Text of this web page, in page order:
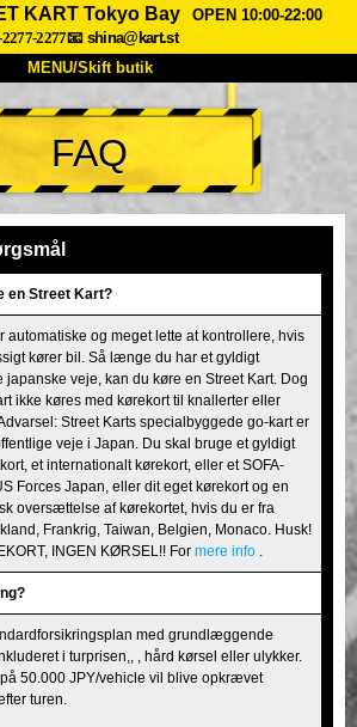
KART Tokyo Bay
OPEN 10:00-22:00
2277📧 shina@kart.st
MENU/Skift butik
TOP
Specifikationer Pris
Stemme
Tokyo Akihabara#1
Tokyo Shibuya
Tokyo Bay
Osaka
FAQ
en Street Kart?
automatiske og meget lette at kontrollere, hvis
kører bil. Så længe du har et gyldigt
japanske veje, kan du køre en Street Kart. Dog
ikke køres med kørekort til knallerter eller
Street Karts specialbyggede go-kart er
veje i Japan. Du skal bruge et gyldigt
et internationalt kørekort, eller et SOFA-
Forces Japan, eller dit eget kørekort og en
oversættelse af kørekortet, hvis du er fra
Frankrig, Taiwan, Belgien, Monaco. Husk!
INGEN KØRSEL!! For mere info
med grundlæggende
i turprisen,, , hård kørsel eller ulykker.
50.000 JPY/vehicle vil blive opkrævet
turen.